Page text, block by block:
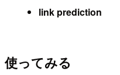
link prediction
使ってみる